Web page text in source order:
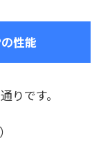
性能
りです。